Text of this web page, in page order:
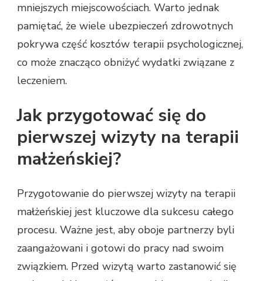
mniejszych miejscowościach. Warto jednak
pamiętać, że wiele ubezpieczeń zdrowotnych
pokrywa część kosztów terapii psychologicznej,
co może znacząco obniżyć wydatki związane z
leczeniem.
Jak przygotować się do
pierwszej wizyty na terapii
małżeńskiej?
Przygotowanie do pierwszej wizyty na terapii
małżeńskiej jest kluczowe dla sukcesu całego
procesu. Ważne jest, aby oboje partnerzy byli
zaangażowani i gotowi do pracy nad swoim
związkiem. Przed wizytą warto zastanowić się